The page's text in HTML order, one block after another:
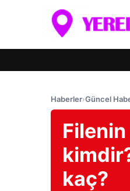
Haberler›Güncel
kaç?